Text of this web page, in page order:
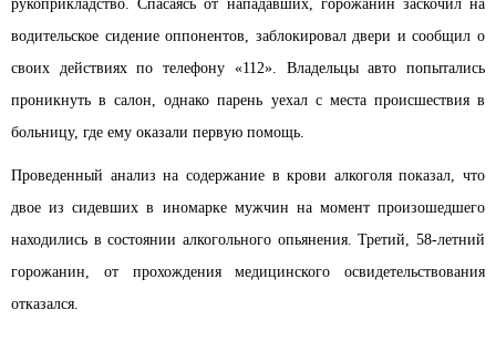
рукоприкладство. Спасаясь от нападавших, горожанин заскочил на
водительское сидение оппонентов, заблокировал двери и сообщил о
своих действиях по телефону «112». Владельцы авто попытались
проникнуть в салон, однако парень уехал с места происшествия в
больницу, где ему оказали первую помощь.
Проведенный анализ на содержание в крови алкоголя показал, что
двое из сидевших в иномарке мужчин на момент произошедшего
находились в состоянии алкогольного опьянения. Третий, 58-летний
горожанин, от прохождения медицинского освидетельствования
отказался.